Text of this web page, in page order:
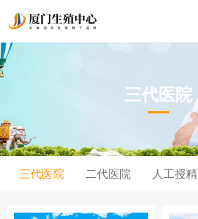
三代医院
三代医院 二代医院 人工授精